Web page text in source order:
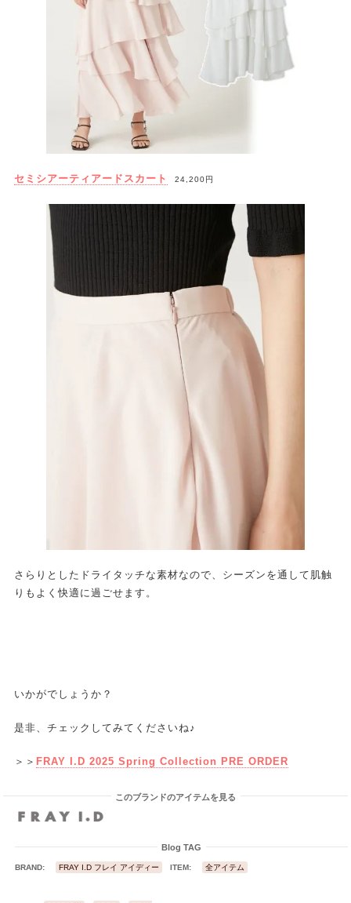
セミシアーティアードスカート 24,200円
さらりとしたドライタッチな素材なので、シーズンを通して肌触
りもよく快適に過ごせます。
いかがでしょうか？
是非、チェックしてみてくださいね♪
＞＞ FRAY I.D 2025 Spring Collection PRE ORDER
このブランドのアイテムを見る
Blog TAG
BRAND: FRAY I.D フレイ アイディー ITEM: 全アイテム